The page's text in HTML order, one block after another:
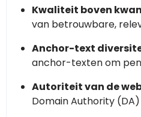
Kwaliteit boven
van betrouwbare,
Anchor-text
anchor-texten om
Autoriteit van de
Domain Authority